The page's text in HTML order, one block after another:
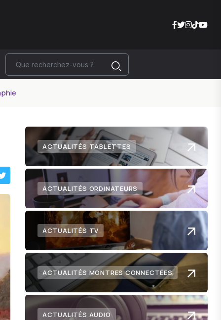
ACTUALITÉS TABLETTES
ACTUALITÉS ORDINATEURS
ACTUALITÉS TV
ACTUALITÉS MONTRES CONNECTÉES
ACTUALITÉS AUDIO